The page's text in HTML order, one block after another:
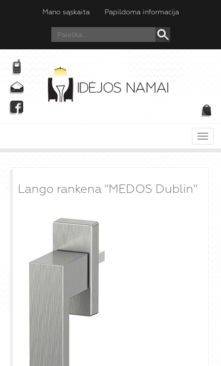
Mano sąskaita Papildoma informacija
Lango rankena "MEDOS Dublin"